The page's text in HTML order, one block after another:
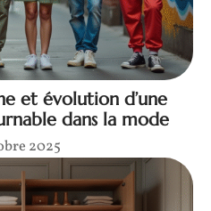
et évolution d’une
dans la mode
2025